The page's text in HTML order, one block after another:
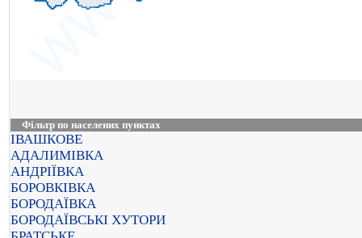
Фільтр по населених пунктах
ІВАШКОВЕ
АДАЛИМІВКА
АНДРІЇВКА
БОРОВКІВКА
БОРОДАЇВКА
БОРОДАЇВСЬКІ ХУТОРИ